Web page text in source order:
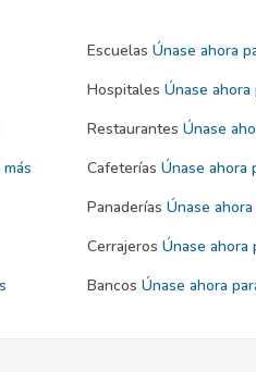
Escuelas Únase ahora
Hospitales Únase
Restaurantes Únase
Cafeterías Únase ahora
Panaderías Únase
Cerrajeros Únase ahora
Bancos Únase ahora